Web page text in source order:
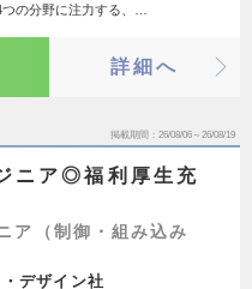
の分野に注力する、…
詳細へ
掲載期間 26/08/06～26/08/19
ニア◎福利厚生充
ア（制御・組み込み
デザイン社